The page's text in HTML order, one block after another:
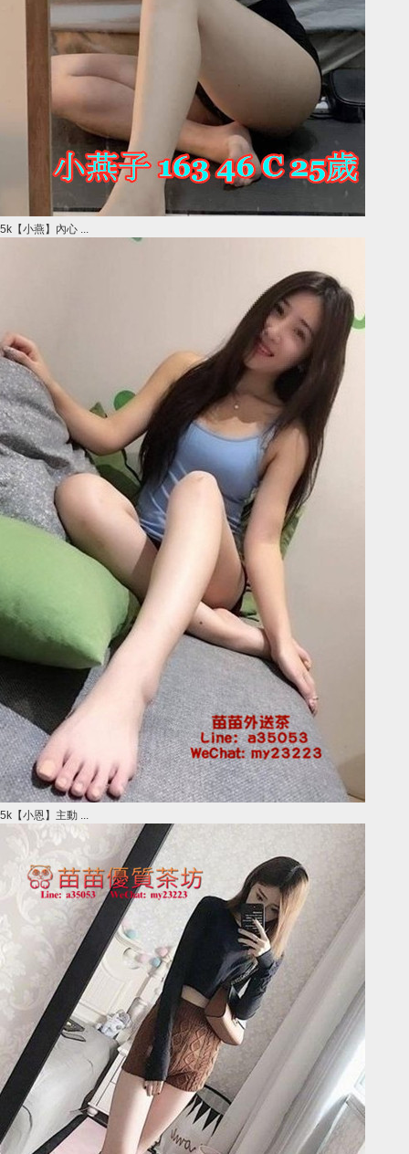
5k【小燕】內心 ...
5k【小恩】主動 ...